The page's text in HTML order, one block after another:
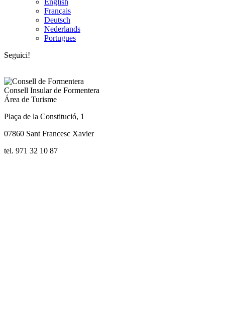
Français
Deutsch
Nederlands
Portugues
Seguici!
Consell Insular de Formentera
Área de Turisme
Plaça de la Constitució, 1
07860 Sant Francesc Xavier
tel. 971 32 10 87